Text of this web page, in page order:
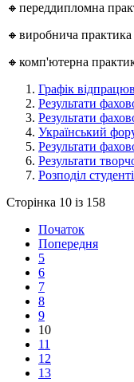
🔸переддипломна
🔸виробнича
🔸комп'ютерна
Графік
Результати
Результати
Український
Результати
Результати
Розподіл
Сторінка 10 із 158
Початок
Попередня
5
6
7
8
9
10
11
12
13